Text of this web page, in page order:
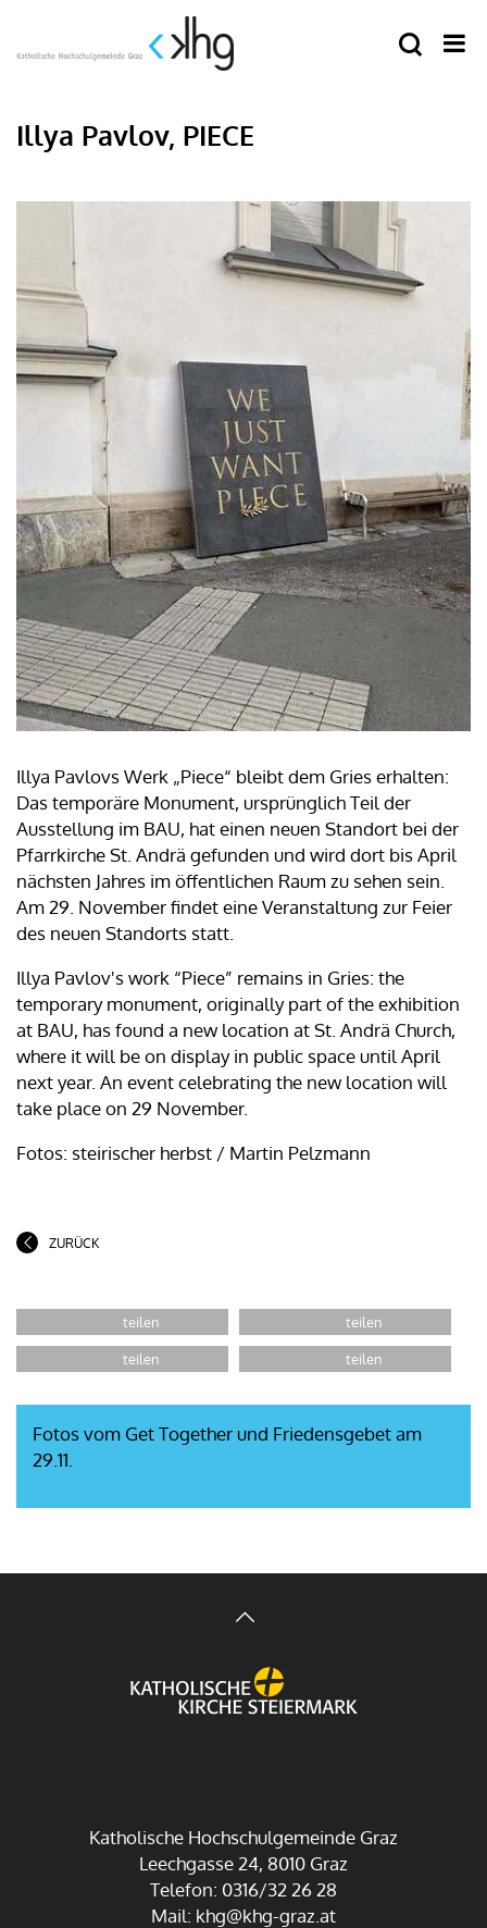
Illya Pavlov, PIECE
Illya Pavlovs Werk „Piece“ bleibt dem Gries erhalten:
Das temporäre Monument, ursprünglich Teil der
Ausstellung im BAU, hat einen neuen Standort bei der
Pfarrkirche St. Andrä gefunden und wird dort bis April
nächsten Jahres im öffentlichen Raum zu sehen sein.
Am 29. November findet eine Veranstaltung zur Feier
des neuen Standorts statt.
Illya Pavlov's work “Piece” remains in Gries: the
temporary monument, originally part of the exhibition
at BAU, has found a new location at St. Andrä Church,
where it will be on display in public space until April
next year. An event celebrating the new location will
take place on 29 November.
Fotos: steirischer herbst / Martin Pelzmann
ZURÜCK
Fotos vom Get Together und Friedensgebet am
29.11.
Katholische Hochschulgemeinde Graz
Leechgasse 24, 8010 Graz
Telefon: 0316/32 26 28
Mail: khg@khg-graz.at